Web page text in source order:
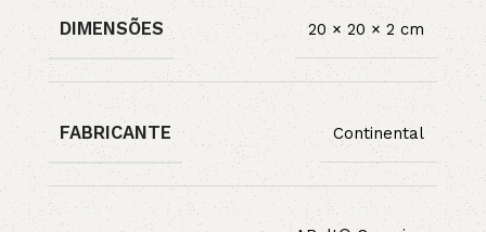
DIMENSÕES 20 × 20 × 2 cm
FABRICANTE Continental